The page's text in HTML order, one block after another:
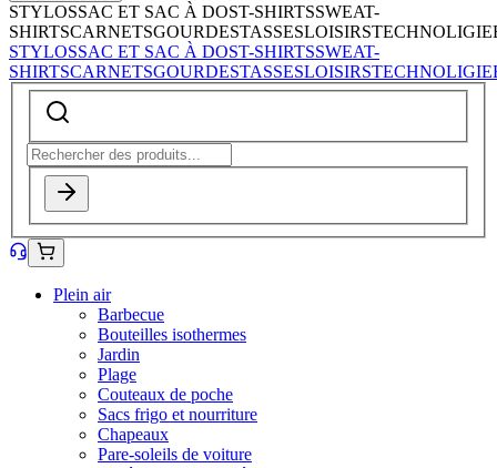
STYLOSSAC ET SAC À DOST-SHIRTSSWEAT-
SHIRTSCARNETSGOURDESTASSESLOISIRSTECHNOLIGIE
STYLOSSAC ET SAC À DOST-SHIRTSSWEAT-
SHIRTSCARNETSGOURDESTASSESLOISIRSTECHNOLIGIE
Plein air
Barbecue
Bouteilles isothermes
Jardin
Plage
Couteaux de poche
Sacs frigo et nourriture
Chapeaux
Pare-soleils de voiture